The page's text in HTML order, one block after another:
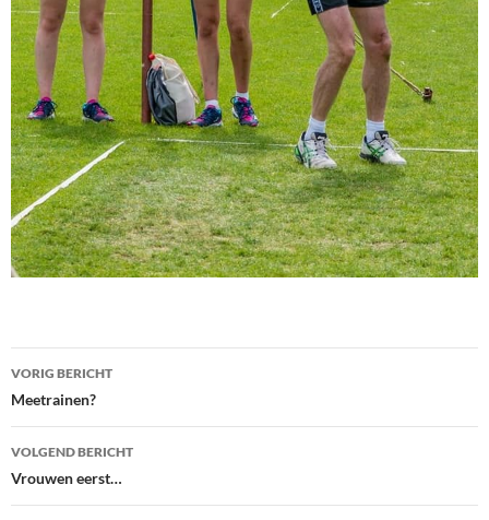
Bericht
navigatie
VORIG BERICHT
Meetrainen?
VOLGEND BERICHT
Vrouwen eerst…